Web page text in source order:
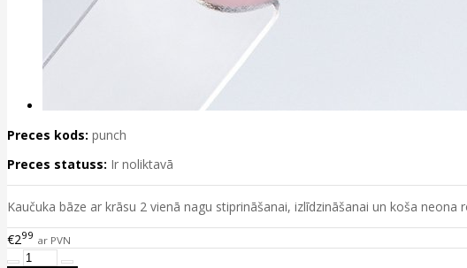
Preces kods: punch
Preces statuss: Ir noliktavā
Kaučuka bāze ar krāsu 2 vienā nagu stiprināšanai, izlīdzināšanai un koša neona
€299 ar PVN